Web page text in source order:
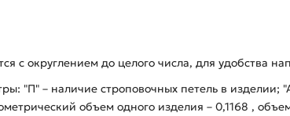
с округлением до целого числа, для удобства
"П" – наличие строповочных петель в изделии;
объем одного изделия – 0,1168 ,